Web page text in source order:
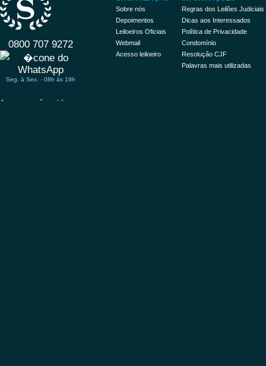
0800 707 9272
Seg. à Sex. - 08h às 19h
Acessar versão mobile
Sobre nós
Depoimentos
Leiloeiros Oficiais
Webmail
Acesso leiloeiro
Regras dos Leilões Judiciais
Dicas aos Interessados
Política de Privacidade
Condomínio
Resolução CJF
Palavras mais utilizadas